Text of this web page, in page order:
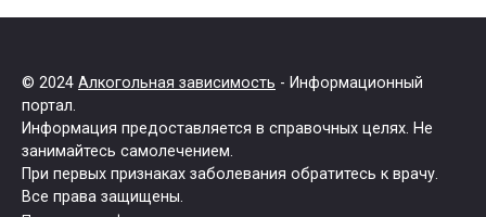
© 2024 Алкогольная зависимость - Информационный
портал.
Информация предоставляется в справочных целях. Не
занимайтесь самолечением.
При первых признаках заболевания обратитесь к врачу.
Все права защищены.